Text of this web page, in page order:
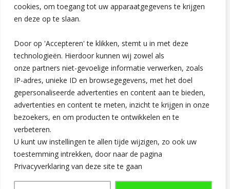
cookies, om toegang tot uw apparaatgegevens te krijgen
en deze op te slaan.
Door op 'Accepteren' te klikken, stemt u in met deze
technologieën. Hierdoor kunnen wij zowel als
onze partners niet-gevoelige informatie verwerken, zoals
IP-adres, unieke ID en browsegegevens, met het doel
gepersonaliseerde advertenties en content aan te bieden,
advertenties en content te meten, inzicht te krijgen in onze
bezoekers, en om producten te ontwikkelen en te
verbeteren.
U kunt uw instellingen te allen tijde wijzigen, zo ook uw
toestemming intrekken, door naar de pagina
Privacyverklaring van deze site te gaan
Hoi! Ik ben Charlotte, de oprichter van Stylicity.nl. Met deze
blog hoop ik vrouwen te inspireren en vermaken met leuke
artikelen over alles in het dagelijkse leven!